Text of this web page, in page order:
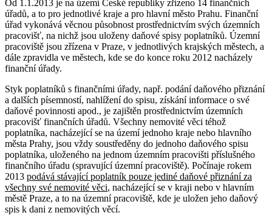
Od 1.1.2013 je na území České republiky zřízeno 14 finančních
úřadů, a to pro jednotlivé kraje a pro hlavní město Prahu. Finanční
úřad vykonává věcnou působnost prostřednictvím svých územních
pracovišť, na nichž jsou uloženy daňové spisy poplatníků. Územní
pracoviště jsou zřízena v Praze, v jednotlivých krajských městech, a
dále zpravidla ve městech, kde se do konce roku 2012 nacházely
finanční úřady.
Styk poplatníků s finančními úřady, např. podání daňového přiznání
a dalších písemností, nahlížení do spisu, získání informace o své
daňové povinnosti apod., je zajištěn prostřednictvím územních
pracovišť finančních úřadů. Všechny nemovité věci téhož
poplatníka, nacházející se na území jednoho kraje nebo hlavního
města Prahy, jsou vždy soustředěny do jednoho daňového spisu
poplatníka, uloženého na jednom územním pracovišti příslušného
finančního úřadu (spravující územní pracoviště). Počínaje rokem
2013 podává stávající poplatník pouze jediné daňové přiznání za
všechny své nemovité věci, nacházející se v kraji nebo v hlavním
městě Praze, a to na územní pracoviště, kde je uložen jeho daňový
spis k dani z nemovitých věcí.